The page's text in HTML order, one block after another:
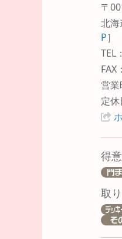
〒
北
P］
TEL
FAX
営
定
得
取